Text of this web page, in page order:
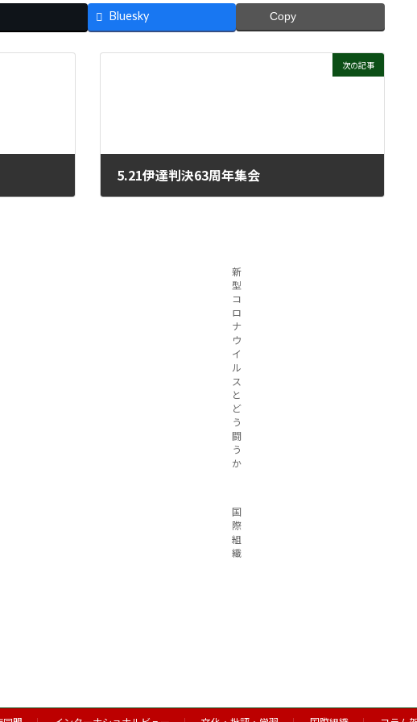
Bluesky Copy
次の記事
5.21伊達判決63周年集会
新
型
コ
ロ
ナ
ウ
イ
ル
ス
と
ど
う
闘
う
か
国
際
組
織